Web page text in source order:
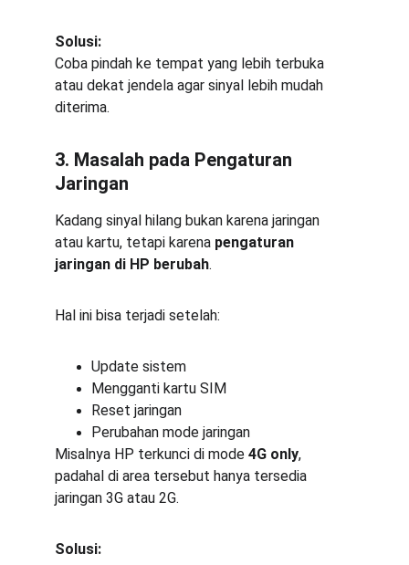
Solusi:
Coba pindah ke tempat yang lebih terbuka
atau dekat jendela agar sinyal lebih mudah
diterima.
3. Masalah pada Pengaturan
Jaringan
Kadang sinyal hilang bukan karena jaringan
atau kartu, tetapi karena pengaturan
jaringan di HP berubah.
Hal ini bisa terjadi setelah:
Update sistem
Mengganti kartu SIM
Reset jaringan
Perubahan mode jaringan
Misalnya HP terkunci di mode 4G only,
padahal di area tersebut hanya tersedia
jaringan 3G atau 2G.
Solusi: